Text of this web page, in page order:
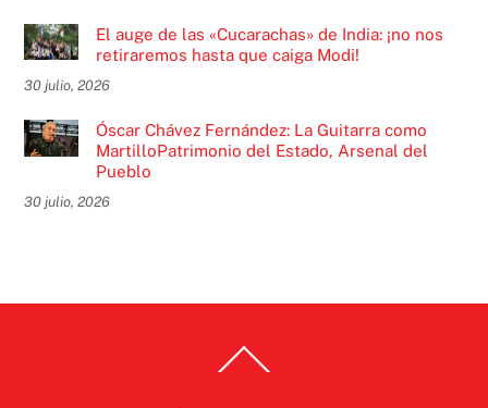
El auge de las «Cucarachas» de India: ¡no nos
retiraremos hasta que caiga Modi!
30 julio, 2026
Óscar Chávez Fernández: La Guitarra como
MartilloPatrimonio del Estado, Arsenal del
Pueblo
30 julio, 2026
To